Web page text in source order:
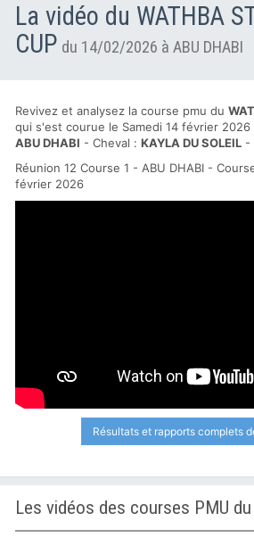
La vidéo du WATHBA
CUP du 14/02/2026 à ABU DHABI
Revivez et analysez la course pmu du
qui s'est courue le Samedi 14 février 2026
ABU DHABI - Cheval : KAYLA DU SOLEIL -
Réunion 12 Course 1 - ABU DHABI -
février 2026
Résultats et rapports complets